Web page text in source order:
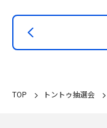
TOP トントゥ抽選会